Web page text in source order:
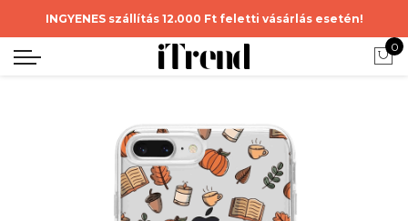
INGYENES szállítás 12.000 Ft feletti vásárlás esetén!
0